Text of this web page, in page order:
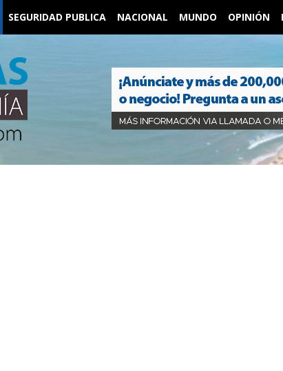
SEGURIDAD PUBLICA NACIONAL MUNDO OPINIÓN